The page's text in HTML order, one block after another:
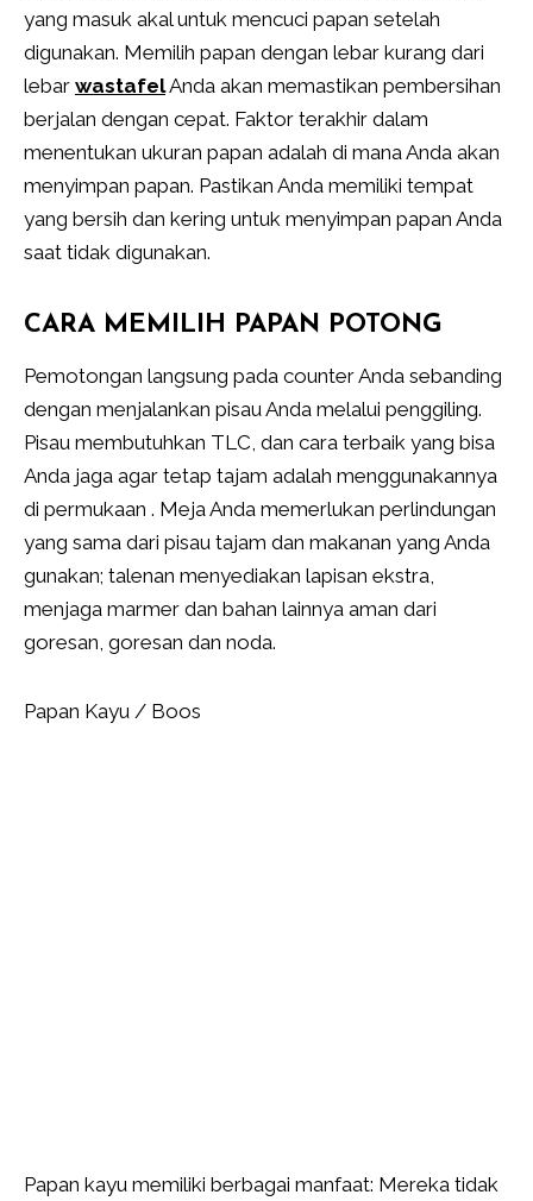
yang masuk akal untuk mencuci papan setelah
digunakan. Memilih papan dengan lebar kurang dari
lebar wastafelAnda akan memastikan pembersihan
berjalan dengan cepat. Faktor terakhir dalam
menentukan ukuran papan adalah di mana Anda akan
menyimpan papan. Pastikan Anda memiliki tempat
yang bersih dan kering untuk menyimpan papan Anda
saat tidak digunakan.
CARA MEMILIH PAPAN POTONG
Pemotongan langsung pada counter Anda sebanding
dengan menjalankan pisau Anda melalui penggiling.
Pisau membutuhkan TLC, dan cara terbaik yang bisa
Anda jaga agar tetap tajam adalah menggunakannya
di permukaan . Meja Anda memerlukan perlindungan
yang sama dari pisau tajam dan makanan yang Anda
gunakan; talenan menyediakan lapisan ekstra,
menjaga marmer dan bahan lainnya aman dari
goresan, goresan dan noda.
Papan Kayu / Boos
Papan kayu memiliki berbagai manfaat: Mereka tidak